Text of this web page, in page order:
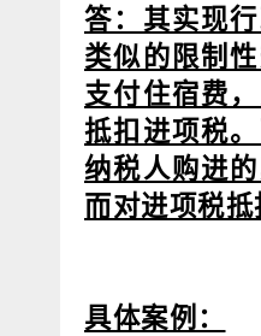
答：其实现
类似的限制
支付住宿费
抵扣进项税
纳税人购进
而对进项税抵
具体案例：